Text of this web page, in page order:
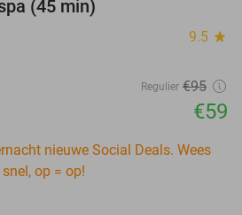
(45 min)
9.5 star
Regulier €95
€59
nieuwe Social Deals. Wees
snel, op = op!